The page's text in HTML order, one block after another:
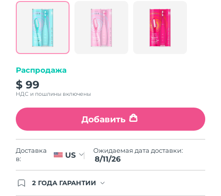
Read
Reviews.
Same
page
Распродажа
$ 99
НДС и пошлины включены
Добавить
Доставка
в:
US Ожидаемая дата доставки:
8/11/26
2 ГОДА ГАРАНТИИ